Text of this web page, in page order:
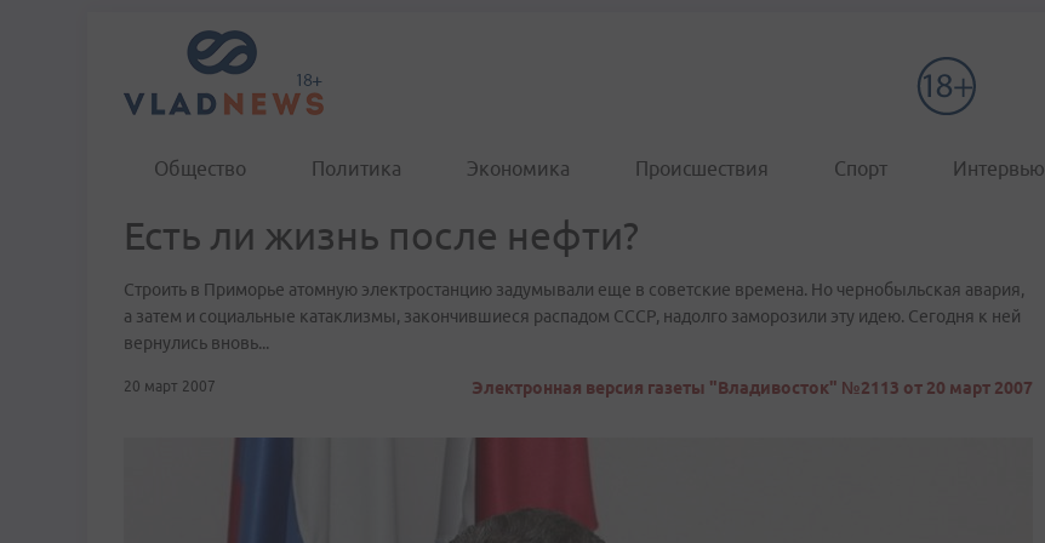
Общество Политика Экономика Происшествия Спорт Интервью
Есть ли жизнь после нефти?
Строить в Приморье атомную электростанцию задумывали еще в советские времена. Но чернобыльская авария,
а затем и социальные катаклизмы, закончившиеся распадом СССР, надолго заморозили эту идею. Сегодня к ней
вернулись вновь...
20 март 2007 Электронная версия газеты "Владивосток" №2113 от 20 март 2007